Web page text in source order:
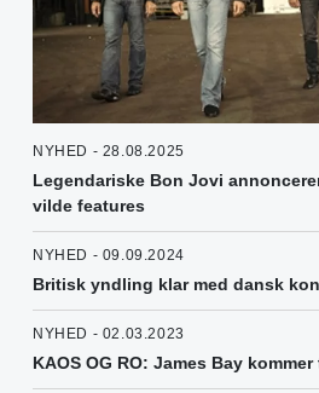
NYHED - 28.08.2025
Legendariske Bon Jovi
vilde features
NYHED - 09.09.2024
Britisk yndling klar med dansk
NYHED - 02.03.2023
KAOS OG RO: James Bay